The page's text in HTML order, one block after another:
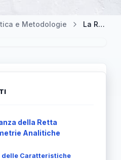
e Metodologie La Retta Orientata: Un Aspetto Distintivo e Cruciale nelle Geometrie Analitiche
della Retta
Analitiche
Caratteristiche